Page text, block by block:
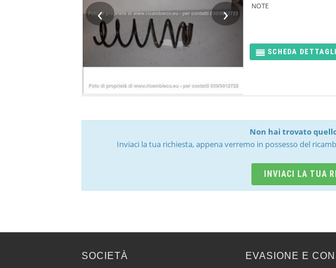
‹ ›
NOTE
SCHEDA DETTAGLI
Non hai trovato
Inviaci la tua richiesta, appena verremo in possesso del
INVIACI LA TUA
SOCIETÀ EVASIONE E